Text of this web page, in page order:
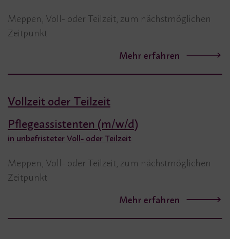
Meppen, Voll- oder Teilzeit, zum nächstmöglichen
Zeitpunkt
Mehr erfahren
Vollzeit oder Teilzeit
Pflegeassistenten (m/w/d)
in unbefristeter Voll- oder Teilzeit
Meppen, Voll- oder Teilzeit, zum nächstmöglichen
Zeitpunkt
Mehr erfahren